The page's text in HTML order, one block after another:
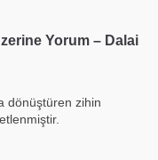
Yorum – Dalai
dönüştüren zihin